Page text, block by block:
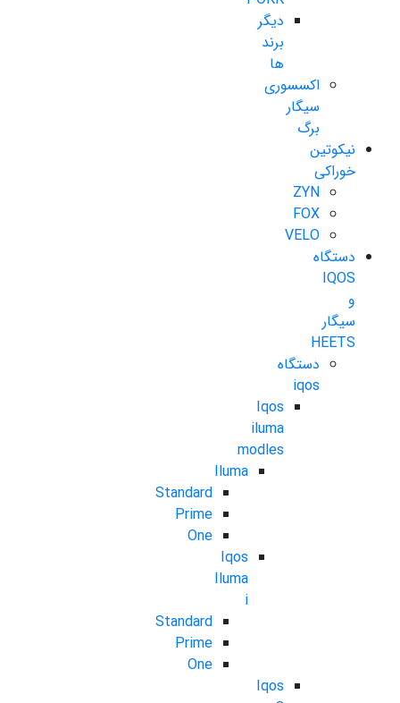
دیگر
برند
ها
اکسسوری
سیگار
برگ
نیکوتین
خوراکی
ZYN
FOX
VELO
دستگاه
IQOS
و
سیگار
HEETS
دستگاه
iqos
Iqos
iluma
modles
Iluma
Standard
Prime
One
Iqos
Iluma
i
Standard
Prime
One
Iqos